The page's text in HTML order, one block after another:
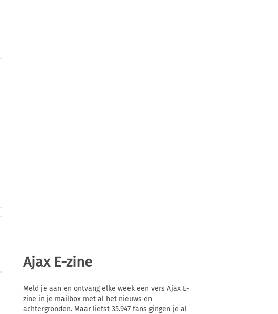
Ajax E-zine
Meld je aan en ontvang elke week een vers Ajax E-
zine in je mailbox met al het nieuws en
achtergronden. Maar liefst 35.947 fans gingen je al